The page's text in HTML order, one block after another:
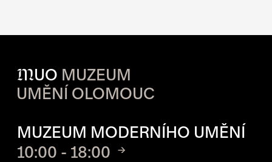
MUO MUZEUM
UMĚNÍ OLOMOUC
MUZEUM MODERNÍHO UMĚNÍ
10:00 - 18:00